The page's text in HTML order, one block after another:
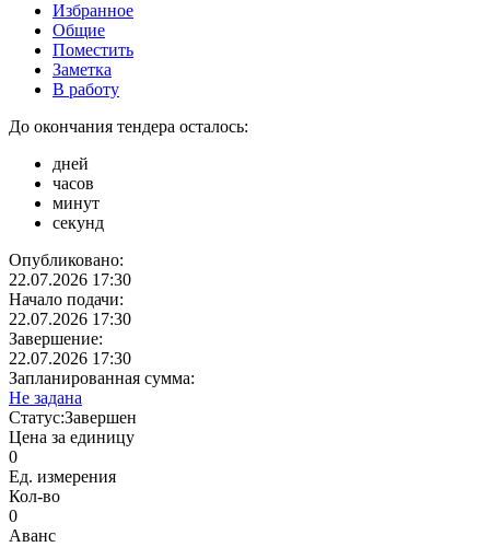
Избранное
Общие
Поместить
Заметка
В работу
До окончания тендера осталось:
дней
часов
минут
секунд
Опубликовано:
22.07.2026 17:30
Начало подачи:
22.07.2026 17:30
Завершение:
22.07.2026 17:30
Запланированная сумма:
Не задана
Статус:Завершен
Цена за единицу
0
Ед. измерения
Кол-во
0
Аванс